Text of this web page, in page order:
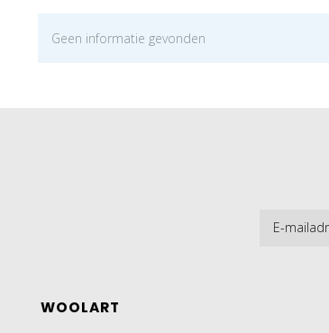
Geen informatie gevonden
WOOLART